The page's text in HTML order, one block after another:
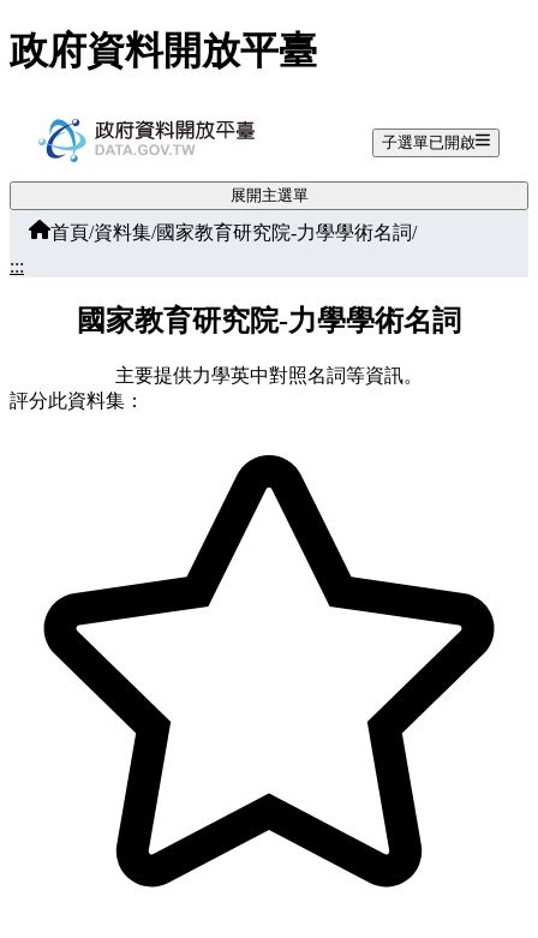
跳至主要內容
政府資料開放平臺
子選單已開啟
展開主選單
首頁/資料集/國家教育研究院-力學學術名詞/
:::
國家教育研究院-力學學術名詞
主要提供力學英中對照名詞等資訊。
評分此資料集：